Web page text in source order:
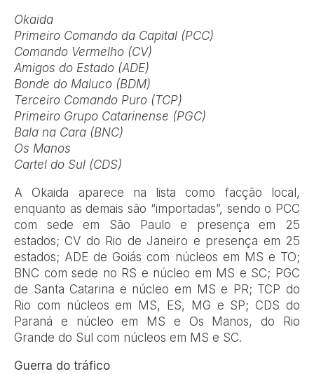
Okaida
Primeiro Comando da Capital (PCC)
Comando Vermelho (CV)
Amigos do Estado (ADE)
Bonde do Maluco (BDM)
Terceiro Comando Puro (TCP)
Primeiro Grupo Catarinense (PGC)
Bala na Cara (BNC)
Os Manos
Cartel do Sul (CDS)
A Okaida aparece na lista como facção local,
enquanto as demais são “importadas”, sendo o PCC
com sede em São Paulo e presença em 25
estados; CV do Rio de Janeiro e presença em 25
estados; ADE de Goiás com núcleos em MS e TO;
BNC com sede no RS e núcleo em MS e SC; PGC
de Santa Catarina e núcleo em MS e PR; TCP do
Rio com núcleos em MS, ES, MG e SP; CDS do
Paraná e núcleo em MS e Os Manos, do Rio
Grande do Sul com núcleos em MS e SC.
Guerra do tráfico